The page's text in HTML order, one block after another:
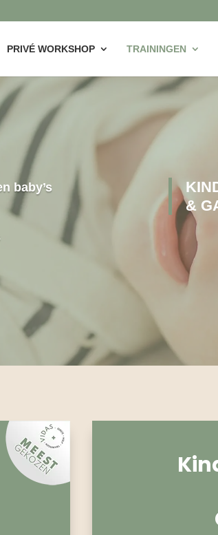
PRIVÉ WORKSHOP TRAININGEN
baby’s
&